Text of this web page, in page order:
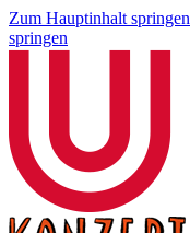
Zum Hauptinhalt springen
springen